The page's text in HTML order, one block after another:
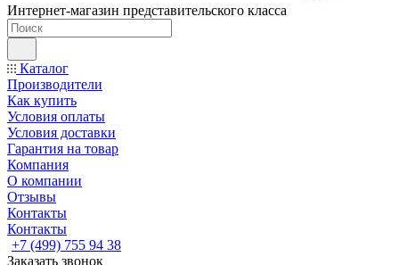
Интернет-магазин представительского класса
Каталог
Производители
Как купить
Условия оплаты
Условия доставки
Гарантия на товар
Компания
О компании
Отзывы
Контакты
Контакты
+7 (499) 755 94 38
Заказать звонок